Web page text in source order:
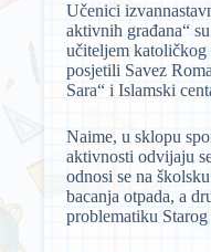
Učenici
aktivnih građana“
učiteljem
posjetili Savez
Sara“ i Islamski
Naime, u sklopu
aktivnosti odvijaju
odnosi se na
bacanja otpada, a
problematiku Starog